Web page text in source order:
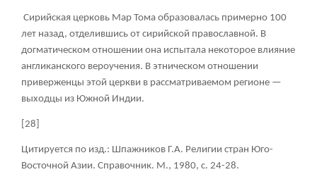
Сирийская церковь Мар Тома образовалась примерно 100
лет назад, отделившись от сирийской православной. В
догматическом отношении она испытала некоторое влияние
англиканского вероучения. В этническом отношении
приверженцы этой церкви в рассматриваемом регионе —
выходцы из Южной Индии.
[28]
Цитируется по изд.: Шпажников Г.А. Религии стран Юго-
Восточной Азии. Справочник. М., 1980, с. 24-28.